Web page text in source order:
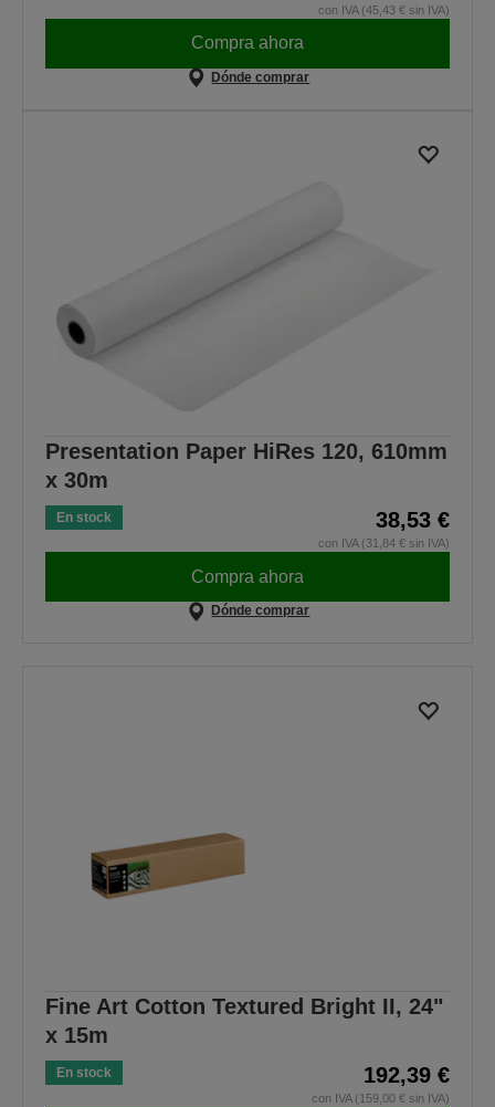
con IVA (45,43 € sin IVA)
Compra ahora
Dónde comprar
Presentation Paper HiRes 120, 610mm
x 30m
En stock 38,53 €
con IVA (31,84 € sin IVA)
Compra ahora
Dónde comprar
Fine Art Cotton Textured Bright II, 24"
x 15m
En stock 192,39 €
con IVA (159,00 € sin IVA)